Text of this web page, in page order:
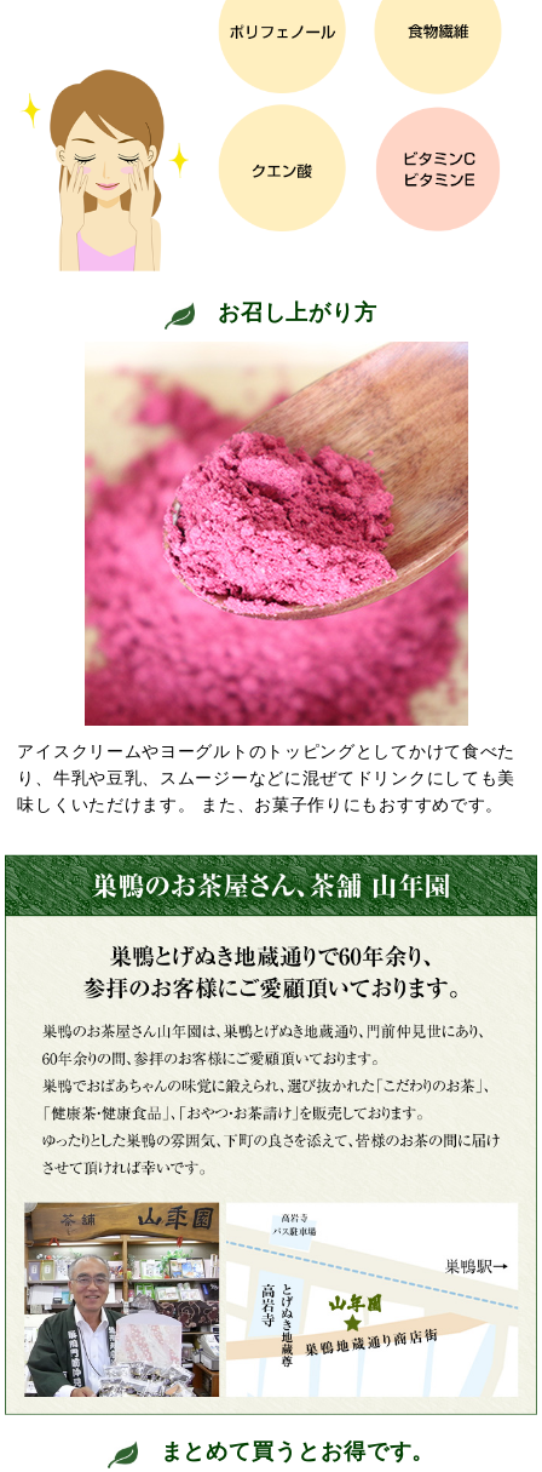
お召し上がり方
アイスクリームやヨーグルトのトッピングとしてかけて食べた
り、牛乳や豆乳、スムージーなどに混ぜてドリンクにしても美
味しくいただけます。 また、お菓子作りにもおすすめです。
まとめて買うとお得です。